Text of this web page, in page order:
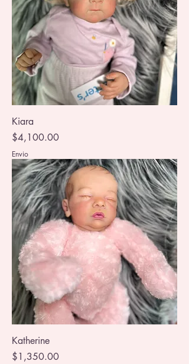
Kiara
Precio
$4,100.00
Envio
Katherine
Precio
$1,350.00